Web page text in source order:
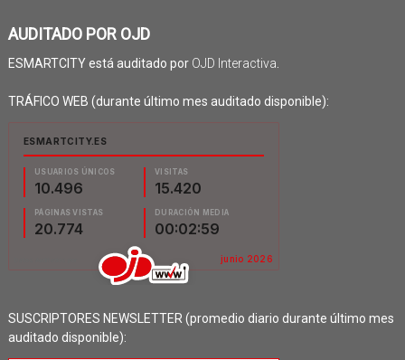
AUDITADO POR OJD
ESMARTCITY está auditado por OJD Interactiva
TRÁFICO WEB (durante último mes auditado disponible):
SUSCRIPTORES NEWSLETTER (promedio diario durante último mes
auditado disponible):